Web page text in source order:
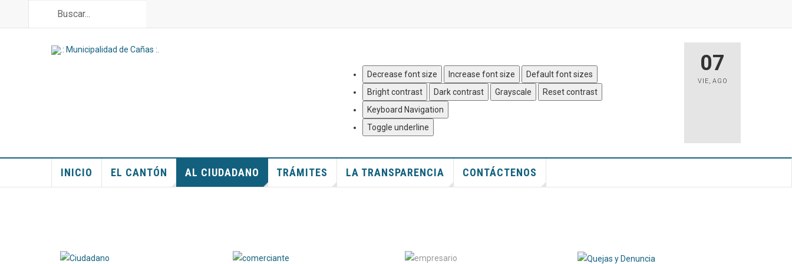
Decrease font size Increase font size
Default font sizes
Bright contrast
Dark contrast Grayscale
Reset contrast
Keyboard Navigation
Toggle underline
07
VIE, AGO
INICIO EL CANTÓN AL CIUDADANO TRÁMITES LA TRANSPARENCIA CONTÁCTENOS